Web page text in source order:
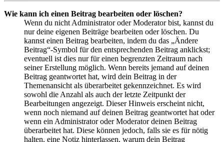
Wie kann ich einen Beitrag bearbeiten oder löschen?
Wenn du nicht Administrator oder Moderator bist, kannst du
nur deine eigenen Beiträge bearbeiten oder löschen. Du
kannst einen Beitrag bearbeiten, indem du das „Ändere
Beitrag“-Symbol für den entsprechenden Beitrag anklickst;
eventuell ist dies nur für einen begrenzten Zeitraum nach
seiner Erstellung möglich. Wenn bereits jemand auf deinen
Beitrag geantwortet hat, wird dein Beitrag in der
Themenansicht als überarbeitet gekennzeichnet. Es wird
sowohl die Anzahl als auch der letzte Zeitpunkt der
Bearbeitungen angezeigt. Dieser Hinweis erscheint nicht,
wenn noch niemand auf deinen Beitrag geantwortet hat oder
wenn ein Administrator oder Moderator deinen Beitrag
überarbeitet hat. Diese können jedoch, falls sie es für nötig
halten, eine Notiz hinterlassen, warum dein Beitrag